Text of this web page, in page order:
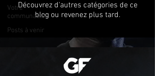
Votre
communauté
Posts à venir
Découvrez d'autres catégories de ce
blog ou revenez plus tard.